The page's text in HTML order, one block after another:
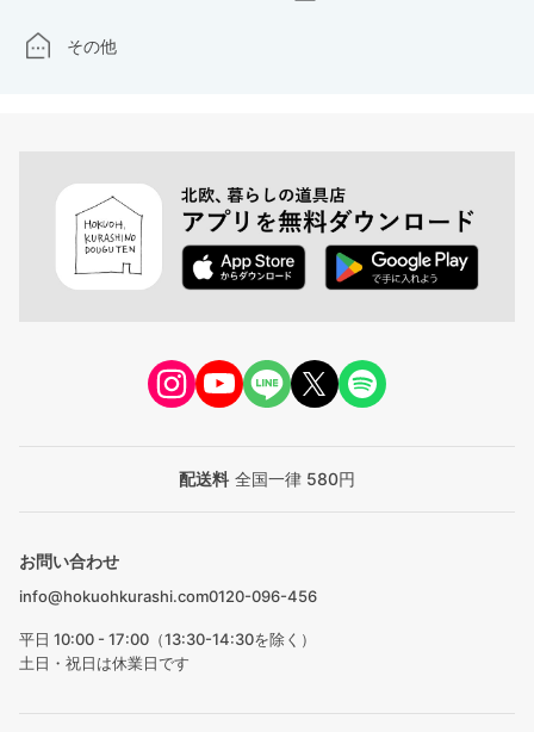
その他
配送料 全国一律 580円
お問い合わせ
info@hokuohkurashi.com0120-096-456
平日 10:00 - 17:00（13:30-14:30を除く）
土日・祝日は休業日です